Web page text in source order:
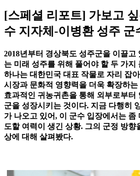
[스페셜 리포트] 가보고
수 지자체-이병환 성주 군
2018년부터 경상북도 성주군을 이끌고
는 미래 성주를 위해 풀어야 할 두 가지
하나는 대한민국 대표 작물로 자리 잡
시장과 문화적 영향력을 더욱 확장하
효과적인 귀농귀촌을 통해 외부로부터
군을 성장시키는 것이다. 지금 다행히
가 나오고 있어, 이 군수 입장에서는 좀
도할 여력이 생긴 상황. 그의 군정 방향
상에 대해 살펴봤다.